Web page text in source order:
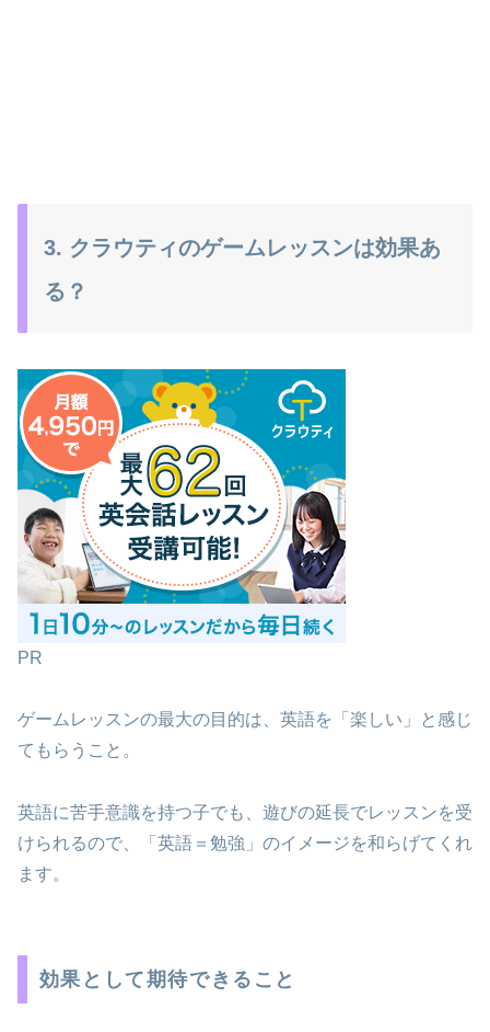
3. クラウティのゲームレッスンは効果あ
る？
PR
ゲームレッスンの最大の目的は、英語を「楽しい」と感じ
てもらうこと。
英語に苦手意識を持つ子でも、遊びの延長でレッスンを受
けられるので、「英語＝勉強」のイメージを和らげてくれ
ます。
効果として期待できること